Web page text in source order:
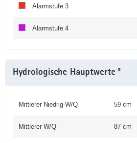
Alarmstufe 3
Alarmstufe 4
Hydrologische Hauptwerte a
Mittlerer Niedrig-W/Q 59 cm
Mittlerer W/Q 87 cm